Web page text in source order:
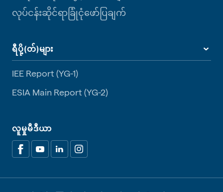
လုပ်ငန်းဆိုင်ရာခြုံငုံဖော်ပြချက်
ရီပို့(တ်)များ
IEE Report (YG-1)
ESIA Main Report (YG-2)
လူမှုမီဒီယာ